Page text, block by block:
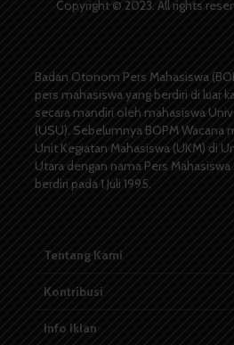
Copyright © 2023. All rights
Badan Otonom Pers Mahasiswa
pers mahasiswa yang berdiri di luar
secara mandiri oleh mahasiswa
(USU). Sebelumnya BOPM Wacana
Unit Kegiatan Mahasiswa (UKM) di
Utara dengan nama Pers Mahasiswa
berdiri pada 1 Juli 1995.
Tentang Kami
Kontribusi
Info Iklan